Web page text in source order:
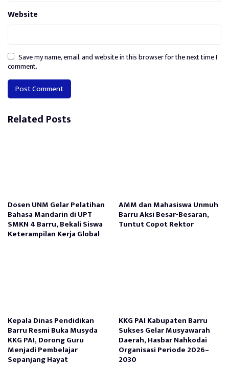
Website
Save my name, email, and website in this browser for the next time I
comment.
Related Posts
Dosen UNM Gelar Pelatihan
Bahasa Mandarin di UPT
SMKN 4 Barru, Bekali Siswa
Keterampilan Kerja Global
AMM dan Mahasiswa Unmuh
Barru Aksi Besar-Besaran,
Tuntut Copot Rektor
Kepala Dinas Pendidikan
Barru Resmi Buka Musyda
KKG PAI, Dorong Guru
Menjadi Pembelajar
Sepanjang Hayat
KKG PAI Kabupaten Barru
Sukses Gelar Musyawarah
Daerah, Hasbar Nahkodai
Organisasi Periode 2026–
2030